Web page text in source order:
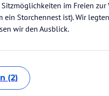
im Freien
Storchennest ist). Wir
wir den Ausblick.
(2)